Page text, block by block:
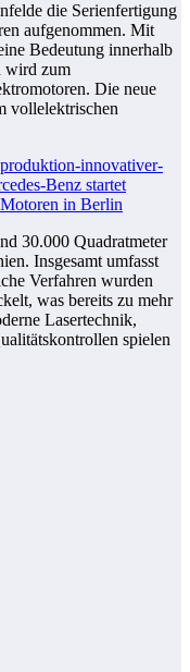
die Serienfertigung
aufgenommen. Mit
Bedeutung innerhalb
wird zum
Die neue
vollelektrischen
30.000 Quadratmeter
Insgesamt umfasst
Verfahren wurden
was bereits zu mehr
Lasertechnik,
spielen